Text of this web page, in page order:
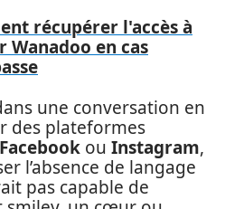
récupérer l'accès à
en cas
une conversation en
des plateformes
Facebook ou Instagram,
l’absence de langage
pas capable de